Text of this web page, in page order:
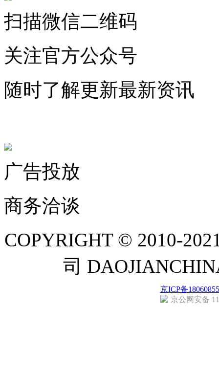
扫描微信二维码
关注官方公众号
随时了解更新最新资讯
广告投放
商务洽谈
COPYRIGHT © 2010-
司
京ICP备
京公网安备